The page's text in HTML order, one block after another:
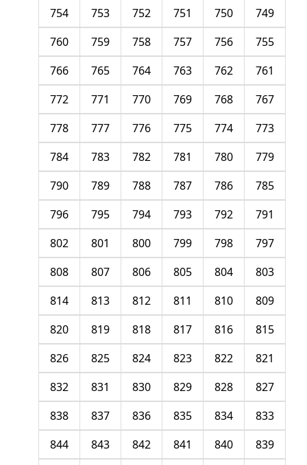
749
750
751
752
753
754
755
756
757
758
759
760
761
762
763
764
765
766
767
768
769
770
771
772
773
774
775
776
777
778
779
780
781
782
783
784
785
786
787
788
789
790
791
792
793
794
795
796
797
798
799
800
801
802
803
804
805
806
807
808
809
810
811
812
813
814
815
816
817
818
819
820
821
822
823
824
825
826
827
828
829
830
831
832
833
834
835
836
837
838
839
840
841
842
843
844